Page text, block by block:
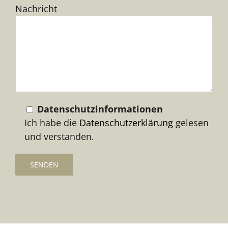
lasse
Nachricht
Datenschutzinformationen
Ich habe die Datenschutzerklärung gelesen
und verstanden.